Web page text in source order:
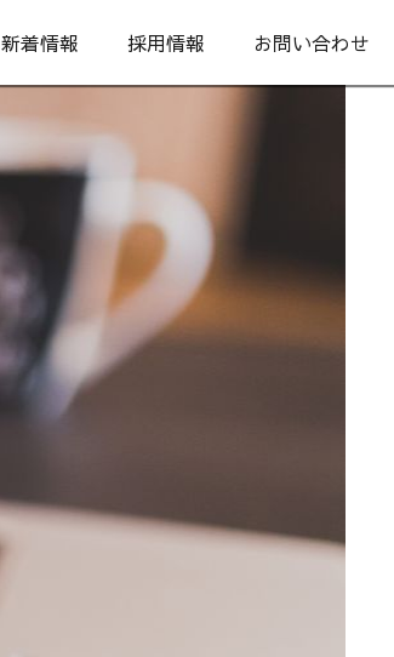
新着情報 採用情報 お問い合わせ